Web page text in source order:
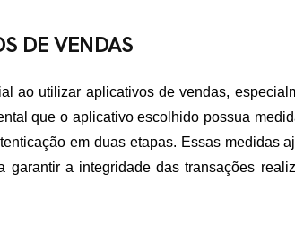
DE VENDAS
ao utilizar aplicativos de vendas,
que o aplicativo escolhido possua
em duas etapas. Essas medidas
a integridade das transações